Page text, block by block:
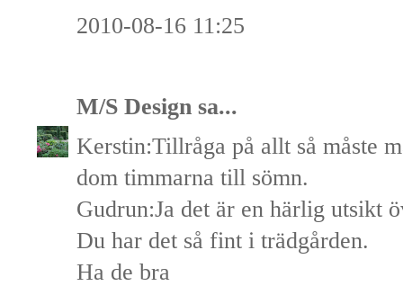
2010-08-16 11:25
M/S Design sa...
Kerstin:Tillråga på allt så måste
dom timmarna till sömn.
Gudrun:Ja det är en härlig utsikt
Du har det så fint i trädgården.
Ha de bra